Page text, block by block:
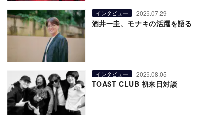
インタビュー 2026.07.29
酒井一圭、モナキの活躍を語る
インタビュー 2026.08.05
TOAST CLUB 初来日対談